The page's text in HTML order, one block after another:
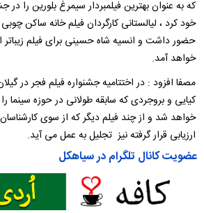
که به عنوان بهترین فیلمبردار سیمرغ بلورین را در
خود کرد ، لیالستانی کارگردان فیلم خانه ساکن
حضور داشت و انسیه شاه حسینی برای فیلم زیباتر
خواهد آمد.
مصفا افزود : در اختتامیه جشنواره فیلم فجر در
کیایی و بروجردی که سابقه طولانی در حوزه سینما را
خواهد شد و از چند فیلم دیگر که از سوی
ارزیابی قرار گرفته نیز تجلیل به عمل می آید.
عضویت کانال تلگرام در سیاهکل